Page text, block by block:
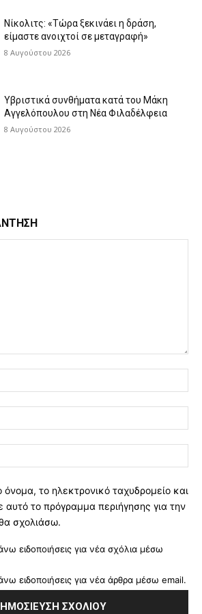
Νίκολιτς: «Τώρα ξεκινάει η δράση,
είμαστε ανοιχτοί σε μεταγραφή»
8 Αυγούστου 2026
Υβριστικά συνθήματα κατά του Μάκη
Αγγελόπουλου στη Νέα Φιλαδέλφεια
8 Αυγούστου 2026
το ηλεκτρονικό ταχυδρομείο και
αυτό το πρόγραμμα περιήγησης για την
σχολιάσω.
ειδοποιήσεις για νέα σχόλια μέσω
ειδοποιήσεις για νέα άρθρα μέσω email.